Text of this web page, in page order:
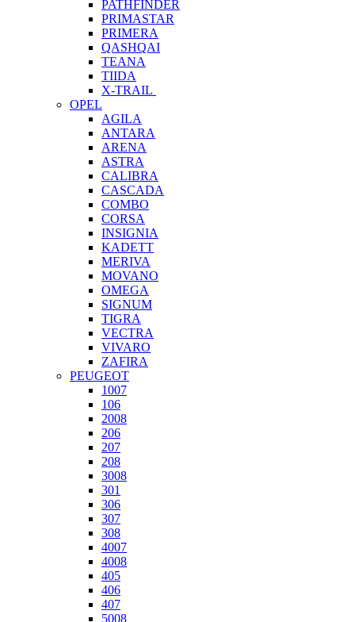
PATHFINDER
PRIMASTAR
PRIMERA
QASHQAI
TEANA
TIIDA
X-TRAIL
OPEL
AGILA
ANTARA
ARENA
ASTRA
CALIBRA
CASCADA
COMBO
CORSA
INSIGNIA
KADETT
MERIVA
MOVANO
OMEGA
SIGNUM
TIGRA
VECTRA
VIVARO
ZAFIRA
PEUGEOT
1007
106
2008
206
207
208
3008
301
306
307
308
4007
4008
405
406
407
5008